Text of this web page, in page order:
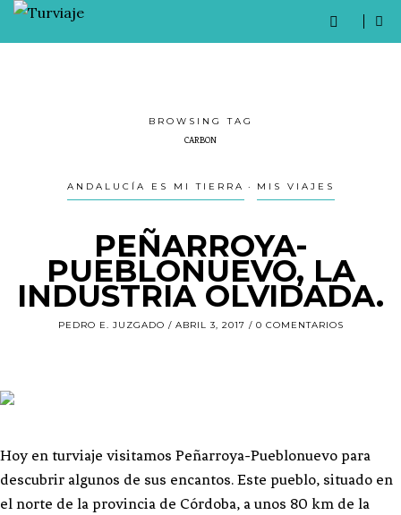
BROWSING TAG
CARBON
ANDALUCÍA ES MI TIERRA MIS VIAJES
PEÑARROYA-
PUEBLONUEVO, LA
INDUSTRIA OLVIDADA.
PEDRO E. JUZGADO ABRIL 3, 2017 0 COMENTARIOS
Hoy en turviaje visitamos Peñarroya-Pueblonuevo para
descubrir algunos de sus encantos. Este pueblo, situado en
el norte de la provincia de Córdoba, a unos 80 km de la